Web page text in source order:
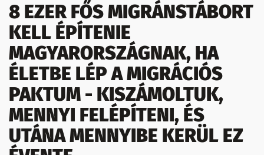
8 EZER FŐS MIGRÁNSTÁBORT
KELL ÉPÍTENIE
MAGYARORSZÁGNAK, HA
ÉLETBE LÉP A MIGRÁCIÓS
PAKTUM - KISZÁMOLTUK,
MENNYI FELÉPÍTENI, ÉS
UTÁNA MENNYIBE KERÜL EZ